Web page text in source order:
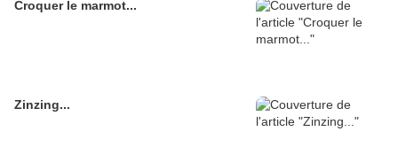
Croquer le marmot...
Zinzing...